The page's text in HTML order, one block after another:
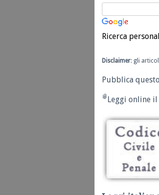
Ricerca
Disclaimer: gli
Pubblica
Leggi online